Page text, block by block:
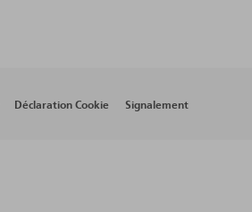
Déclaration Cookie Signalement